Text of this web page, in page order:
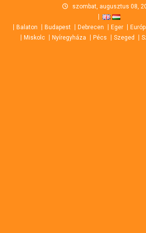
content
szombat, augusztus 08,
Balaton Budapest Debrecen Eger
Miskolc
Nyíregyháza Pécs Szeged